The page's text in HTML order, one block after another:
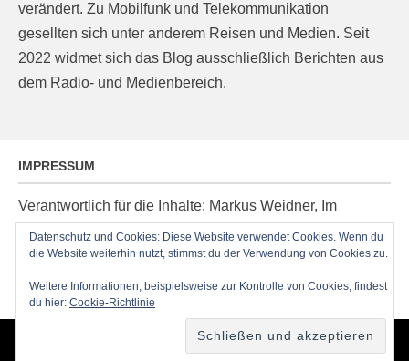
verändert. Zu Mobilfunk und Telekommunikation
gesellten sich unter anderem Reisen und Medien. Seit
2022 widmet sich das Blog ausschließlich Berichten aus
dem Radio- und Medienbereich.
IMPRESSUM
Verantwortlich für die Inhalte: Markus Weidner, Im
Ziegelacker 20, D-63599 Biebergemünd, E-Mail:
post@radioblog.eu
Technik und Administration: Thomas Michel
Catch Themes
Datenschutz und Cookies: Diese Website verwendet Cookies. Wenn du
die Website weiterhin nutzt, stimmst du der Verwendung von Cookies zu.
Weitere Informationen, beispielsweise zur Kontrolle von Cookies, findest
du hier: Cookie-Richtlinie